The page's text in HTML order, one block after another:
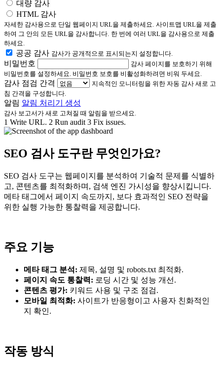
대량 감사
HTML 감사
자세한 감사용으로 단일 웹페이지 URL을 제출하세요. 사이트맵 URL을 제출
하여 그 안의 모든 URL을 감사합니다. 한 번에 여러 URL을 감사용으로 제출
하세요.
공공 감사 감사가 공개적으로 표시되는지 설정합니다.
비밀번호
감사 페이지를 보호하기 위해
비밀번호를 설정하세요. 비밀번호 보호를 비활성화하려면 비워 두세요.
감사 점검 간격
지속적인 모니터링을 위한 자동 감사 새로 고
침 간격을 구성합니다.
알림 알림 처리기 생성
감사 보고서가 새로 고쳐질 때 알림을 받으세요.
1 Write URL. 2 Run audit 3 Fix issues.
SEO 검사 도구란 무엇인가요?
SEO 검사 도구는 웹페이지를 분석하여 기술적 문제를 식별하
고, 콘텐츠를 최적화하며, 검색 엔진 가시성을 향상시킵니다.
메타 태그에서 페이지 속도까지, 보다 효과적인 SEO 전략을
위한 실행 가능한 통찰력을 제공합니다.
주요 기능
메타 태그 분석: 제목, 설명 및 robots.txt 최적화.
페이지 속도 통찰력: 로딩 시간 및 성능 개선.
콘텐츠 평가: 키워드 사용 및 구조 점검.
모바일 최적화: 사이트가 반응형이고 사용자 친화적인
지 확인.
작동 방식